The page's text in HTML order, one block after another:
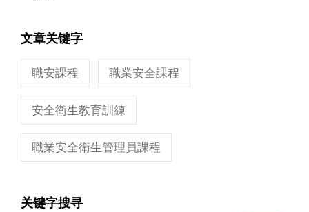
文章关键字
職安課程 職業安全課程
安全衛生教育訓練
職業安全衛生管理員課程
关键字搜寻